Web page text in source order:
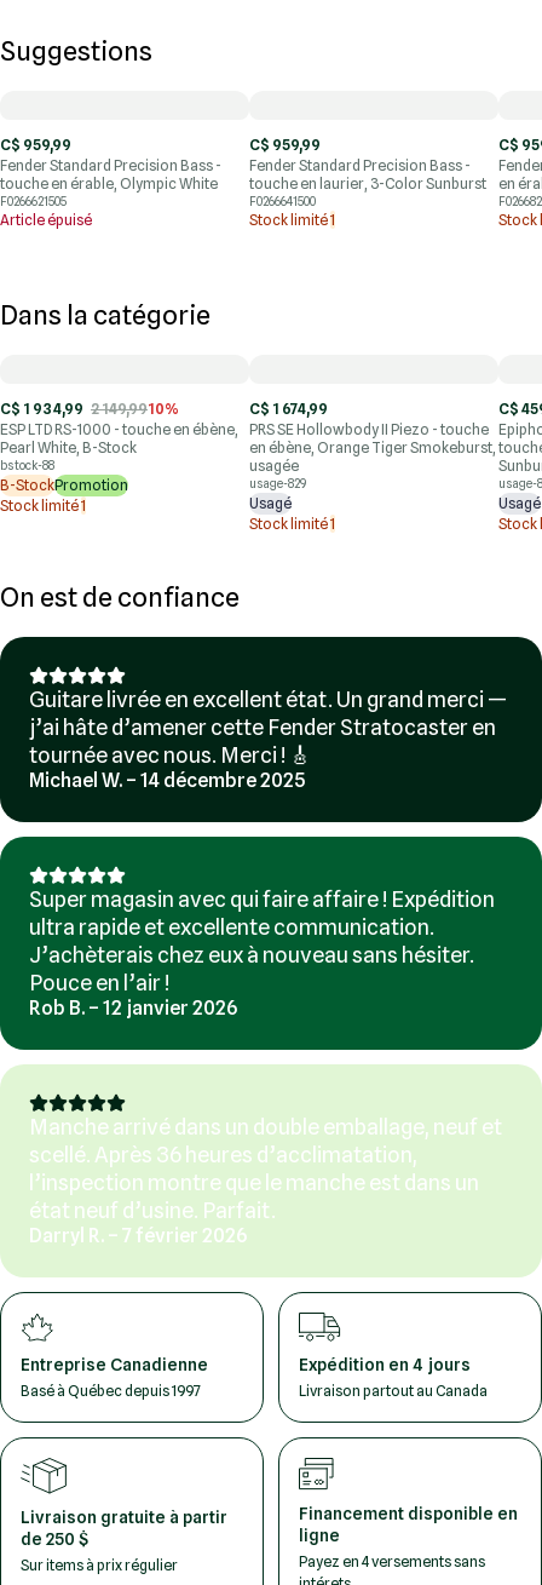
Suggestions
C$ 959,99
Fender Standard Precision Bass -
touche en érable, Olympic White
F0266621505
Article épuisé
C$ 959,99
Fender Standard Precision Bass -
touche en laurier, 3-Color Sunburst
F0266641500
Stock limité1
C$
en
Stock
Dans la catégorie
C$ 1 934,99 2 149,9910%
ESP LTD RS-1000 - touche en ébène,
Pearl White, B-Stock
bstock-88
B-StockPromotion
Stock limité1
C$ 1 674,99
PRS SE Hollowbody II Piezo - touche
en ébène, Orange Tiger Smokeburst,
usagée
usage-829
Usagé
Stock limité1
C$
usage-
Usagé
Stock
On est de confiance
Guitare livrée en excellent état. Un grand merci —
j’ai hâte d’amener cette Fender Stratocaster en
tournée avec nous. Merci ! 🎸
Michael W. – 14 décembre 2025
Super magasin avec qui faire affaire ! Expédition
ultra rapide et excellente communication.
J’achèterais chez eux à nouveau sans hésiter.
Pouce en l’air !
Rob B. – 12 janvier 2026
Manche arrivé dans un double emballage, neuf et
scellé. Après 36 heures d’acclimatation,
l’inspection montre que le manche est dans un
état neuf d’usine. Parfait.
Darryl R. – 7 février 2026
Entreprise Canadienne
Basé à Québec depuis 1997
Expédition en 4 jours
Livraison partout au Canada
Livraison gratuite à partir
de 250 $
Sur items à prix régulier
Financement disponible en
ligne
Payez en 4 versements sans